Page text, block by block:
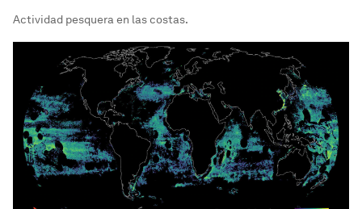
Actividad pesquera en las costas.